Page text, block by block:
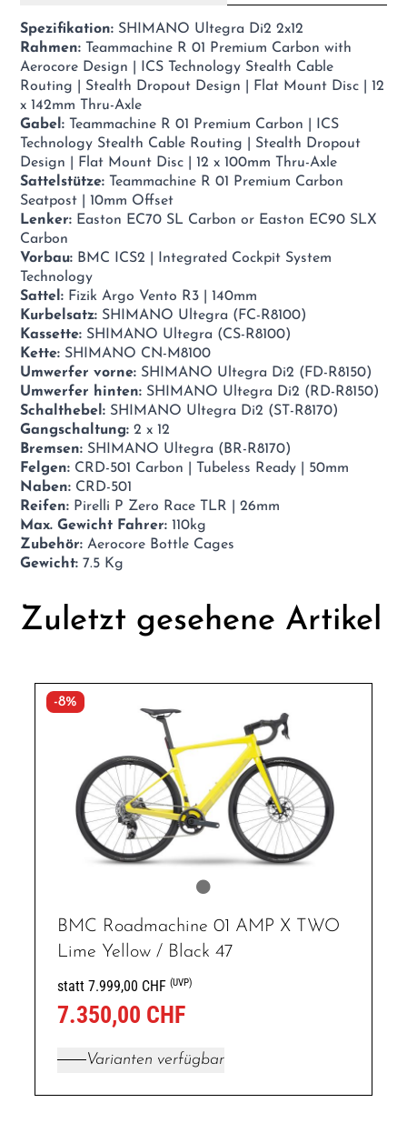
Spezifikation: SHIMANO Ultegra Di2 2x12
Rahmen: Teammachine R 01 Premium Carbon with
Aerocore Design | ICS Technology Stealth Cable
Routing | Stealth Dropout Design | Flat Mount Disc | 12
x 142mm Thru-Axle
Gabel: Teammachine R 01 Premium Carbon | ICS
Technology Stealth Cable Routing | Stealth Dropout
Design | Flat Mount Disc | 12 x 100mm Thru-Axle
Sattelstütze: Teammachine R 01 Premium Carbon
Seatpost | 10mm Offset
Lenker: Easton EC70 SL Carbon or Easton EC90 SLX
Carbon
Vorbau: BMC ICS2 | Integrated Cockpit System
Technology
Sattel: Fizik Argo Vento R3 | 140mm
Kurbelsatz: SHIMANO Ultegra (FC-R8100)
Kassette: SHIMANO Ultegra (CS-R8100)
Kette: SHIMANO CN-M8100
Umwerfer vorne: SHIMANO Ultegra Di2 (FD-R8150)
Umwerfer hinten: SHIMANO Ultegra Di2 (RD-R8150)
Schalthebel: SHIMANO Ultegra Di2 (ST-R8170)
Gangschaltung: 2 x 12
Bremsen: SHIMANO Ultegra (BR-R8170)
Felgen: CRD-501 Carbon | Tubeless Ready | 50mm
Naben: CRD-501
Reifen: Pirelli P Zero Race TLR | 26mm
Max. Gewicht Fahrer: 110kg
Zubehör: Aerocore Bottle Cages
Gewicht: 7.5 Kg
Zuletzt gesehene Artikel
-8%
BMC Roadmachine 01 AMP X TWO
Lime Yellow / Black 47
statt 7.999,00 CHF(UVP)
7.350,00 CHF
Varianten verfügbar